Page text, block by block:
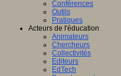
Conférences
Outils
Pratiques
Acteurs de l'éducation
Animateurs
Chercheurs
Collectivités
Editeurs
EdTech